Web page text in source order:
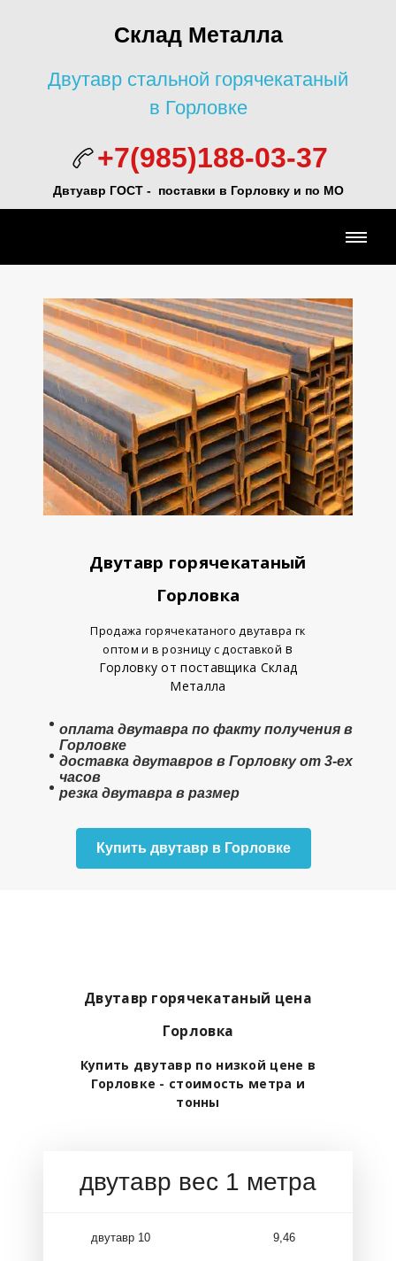
Склад Металла
Двутавр стальной горячекатаный
в Горловке
+7(985)188-03-37
Двтуавр ГОСТ - поставки в Горловку и по МО
Двутавр горячекатаный
Горловка
Продажа горячекатаного двутавра гк
оптом и в розницу с доставкой в
Горловку от поставщика Склад
Металла
оплата двутавра по факту получения в
Горловке
доставка двутавров в Горловку от 3-ех
часов
резка двутавра в размер
Купить двутавр в Горловке
Двутавр горячекатаный цена
Горловка
Купить двутавр по низкой цене в
Горловке - стоимость метра и
тонны
двутавр вес 1 метра
двутавр 10 9,46